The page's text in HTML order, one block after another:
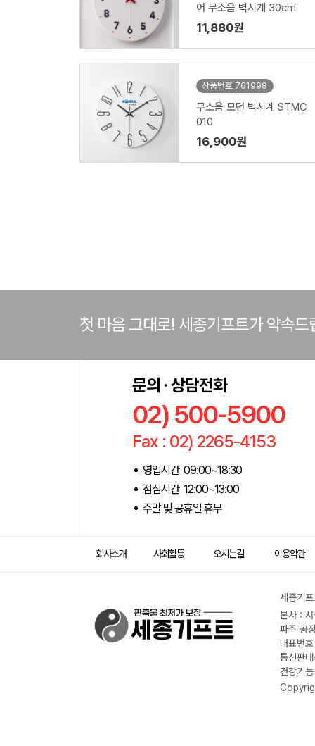
어 무소음 벽시계 30cm
11,880원
상품번호 761998
무소음 모던 벽시계 STMC
010
16,900원
첫 마음 그대로! 세종기프트가 약속드
문의 · 상담전화
02) 500-5900
Fax : 02) 2265-4153
영업시간 09:00~18:30
점심시간 12:00~13:00
주말 및 공휴일 휴무
회사소개 사회활동 오시는길 이용약관
세종기
본사 :
파주 공
대표번
통신판
건강기